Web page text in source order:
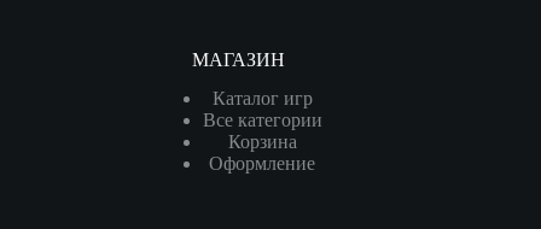
МАГАЗИН
Каталог игр
Все категории
Корзина
Оформление